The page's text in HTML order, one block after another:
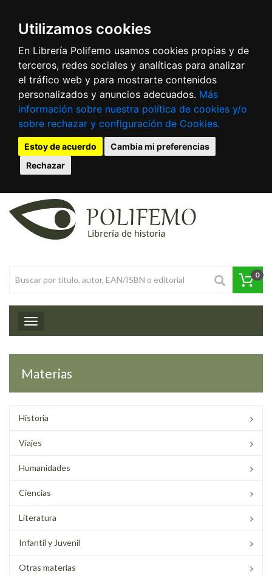
Utilizamos cookies
En Librería Polifemo usamos cookies propias y de
terceros, redes sociales y analíticas para analizar
el tráfico web y para mostrarte contenidos
personalizados y anuncios adecuados. Más
información sobre nuestra política de cookies y/o
sobre rechazar y configuración de Cookies.
Estoy de acuerdo
Cambia mi preferencias
Rechazar
0
Toggle navigation
Materias
Historia
Viajes
Humanidades
Ciencias
Literatura
Infantil y Juvenil
Otras materias